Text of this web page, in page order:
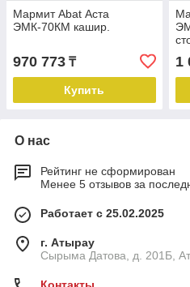
Мармит Abat Аста
ЭМК-70КМ кашир.
970 773 ₸
Купить
1
О нас
Рейтинг не сформирован
Менее 5 отзывов за
Работает с 25.02.2025
г. Атырау
Сырыма Датова, д. 201Б,